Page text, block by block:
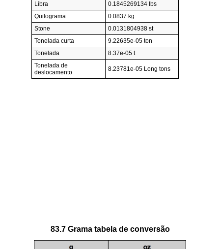
Libra
0.1845269134 lbs
Quilograma
0.0837 kg
Stone
0.0131804938 st
Tonelada curta
9.22635e-05 ton
Tonelada
8.37e-05 t
Tonelada de
deslocamento
8.23781e-05 Long tons
83.7 Grama tabela de conversão